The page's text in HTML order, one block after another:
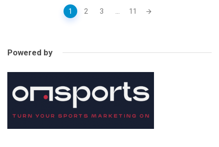
1 2 3 ... 11
Powered by